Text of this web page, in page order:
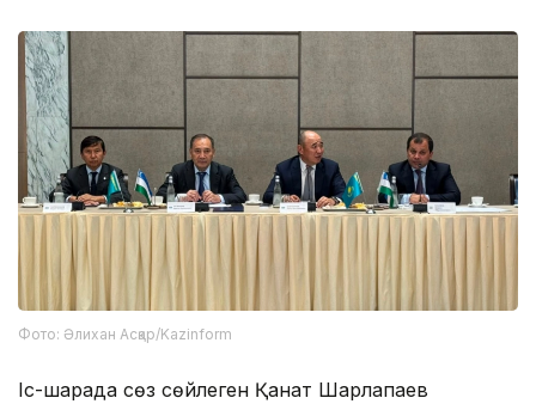
Фото: Әлихан Асқар/Kazinform
Іс-шарада сөз сөйлеген Қанат Шарлапаев